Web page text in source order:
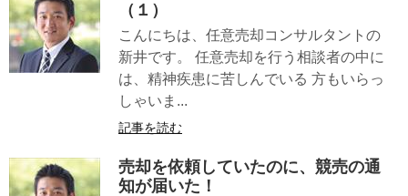
（１）
こんにちは、任意売却コンサルタントの
新井です。 任意売却を行う相談者の中に
は、精神疾患に苦しんでいる 方もいらっ
しゃいま...
記事を読む
売却を依頼していたのに、競売の通
知が届いた！